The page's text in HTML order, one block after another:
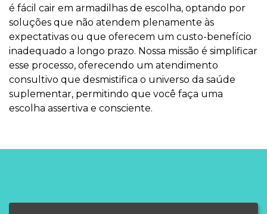
é fácil cair em armadilhas de escolha, optando por
soluções que não atendem plenamente às
expectativas ou que oferecem um custo-benefício
inadequado a longo prazo. Nossa missão é simplificar
esse processo, oferecendo um atendimento
consultivo que desmistifica o universo da saúde
suplementar, permitindo que você faça uma
escolha assertiva e consciente.